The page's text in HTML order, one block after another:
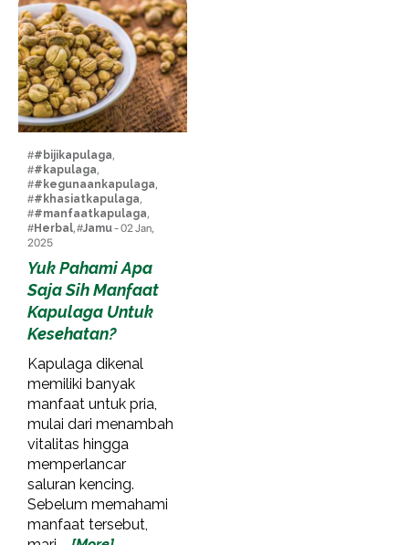
##bijikapulaga,
##kapulaga,
##kegunaankapulaga,
##khasiatkapulaga,
##manfaatkapulaga,
#Herbal, #Jamu- 02 Jan,
2025
Yuk Pahami Apa
Saja Sih Manfaat
Kapulaga Untuk
Kesehatan?
Kapulaga dikenal
memiliki banyak
manfaat untuk pria,
mulai dari menambah
vitalitas hingga
memperlancar
saluran kencing.
Sebelum memahami
manfaat tersebut,